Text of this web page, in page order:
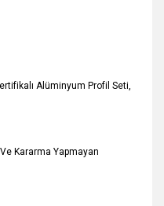
Alüminyum Profil Seti,
Kararma Yapmayan